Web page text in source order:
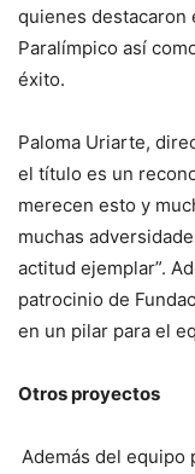
quienes
Paralímpico así
éxito.
Paloma Uriarte,
el título es un
merecen esto y
muchas
actitud ejemplar”.
patrocinio de
en un pilar para el
Otros proyectos
Además del equipo